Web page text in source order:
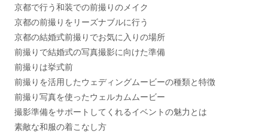
京都で行う和装での前撮りのメイク
京都の前撮りをリーズナブルに行う
京都の結婚式前撮りでお気に入りの場所
前撮りで結婚式の写真撮影に向けた準備
前撮りは挙式前
前撮りを活用したウェディングムービーの種類と特徴
前撮り写真を使ったウェルカムムービー
撮影準備をサポートしてくれるイベントの魅力とは
素敵な和服の着こなし方